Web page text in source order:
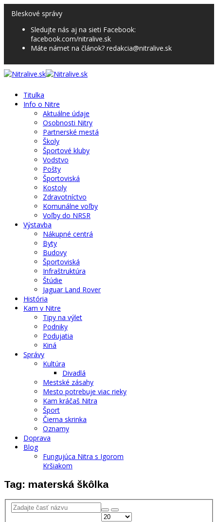
Bleskové správy
Sledujte nás aj na sieti Facebook:
facebook.com/nitralive.sk
Máte námet na článok? redakcia@nitralive.sk
Titulka
Info o Nitre
Aktuálne údaje
Osobnosti Nitry
Partnerské mestá
Školy
Športové kluby
Vodstvo
Pošty
Športoviská
Kostoly
Zdravotníctvo
Komunálne voľby
Voľby do NRSR
Výstavba
Nákupné centrá
Byty
Budovy
Športoviská
Infraštruktúra
Štúdie
Jaguar Land Rover
História
Kam v Nitre
Tipy na výlet
Podniky
Podujatia
Kiná
Správy
Kultúra
Divadlá
Mestské zásahy
Mesto potrebuje viac rieky
Kam kráčaš Nitra
Šport
Čierna skrinka
Oznamy
Doprava
Blog
Fungujúca Nitra s Igorom
Kršiakom
Tag: materská škôlka